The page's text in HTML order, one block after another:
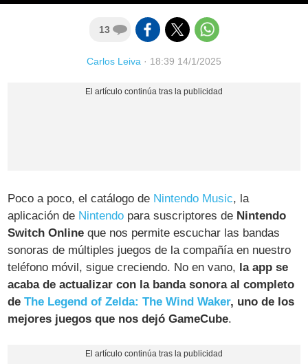
13
Carlos Leiva · 18:39 14/1/2025
Poco a poco, el catálogo de Nintendo Music, la
aplicación de Nintendo para suscriptores de Nintendo
Switch Online que nos permite escuchar las bandas
sonoras de múltiples juegos de la compañía en nuestro
teléfono móvil, sigue creciendo. No en vano, la app se
acaba de actualizar con la banda sonora al completo
deThe Legend of Zelda: The Wind Waker, uno de los
mejores juegos que nos dejó GameCube.